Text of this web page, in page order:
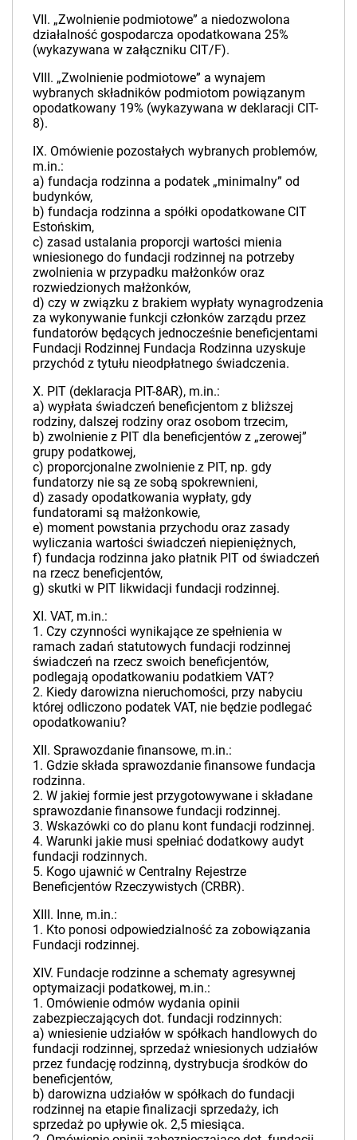
VII. „Zwolnienie podmiotowe” a niedozwolona
działalność gospodarcza opodatkowana 25%
(wykazywana w załączniku CIT/F).
VIII. „Zwolnienie podmiotowe” a wynajem
wybranych składników podmiotom powiązanym
opodatkowany 19% (wykazywana w deklaracji CIT-
8).
IX. Omówienie pozostałych wybranych problemów,
m.in.:
a) fundacja rodzinna a podatek „minimalny” od
budynków,
b) fundacja rodzinna a spółki opodatkowane CIT
Estońskim,
c) zasad ustalania proporcji wartości mienia
wniesionego do fundacji rodzinnej na potrzeby
zwolnienia w przypadku małżonków oraz
rozwiedzionych małżonków,
d) czy w związku z brakiem wypłaty wynagrodzenia
za wykonywanie funkcji członków zarządu przez
fundatorów będących jednocześnie beneficjentami
Fundacji Rodzinnej Fundacja Rodzinna uzyskuje
przychód z tytułu nieodpłatnego świadczenia.
X. PIT (deklaracja PIT-8AR), m.in.:
a) wypłata świadczeń beneficjentom z bliższej
rodziny, dalszej rodziny oraz osobom trzecim,
b) zwolnienie z PIT dla beneficjentów z „zerowej”
grupy podatkowej,
c) proporcjonalne zwolnienie z PIT, np. gdy
fundatorzy nie są ze sobą spokrewnieni,
d) zasady opodatkowania wypłaty, gdy
fundatorami są małżonkowie,
e) moment powstania przychodu oraz zasady
wyliczania wartości świadczeń niepieniężnych,
f) fundacja rodzinna jako płatnik PIT od świadczeń
na rzecz beneficjentów,
g) skutki w PIT likwidacji fundacji rodzinnej.
XI. VAT, m.in.:
1. Czy czynności wynikające ze spełnienia w
ramach zadań statutowych fundacji rodzinnej
świadczeń na rzecz swoich beneficjentów,
podlegają opodatkowaniu podatkiem VAT?
2. Kiedy darowizna nieruchomości, przy nabyciu
której odliczono podatek VAT, nie będzie podlegać
opodatkowaniu?
XII. Sprawozdanie finansowe, m.in.:
1. Gdzie składa sprawozdanie finansowe fundacja
rodzinna.
2. W jakiej formie jest przygotowywane i składane
sprawozdanie finansowe fundacji rodzinnej.
3. Wskazówki co do planu kont fundacji rodzinnej.
4. Warunki jakie musi spełniać dodatkowy audyt
fundacji rodzinnych.
5. Kogo ujawnić w Centralny Rejestrze
Beneficjentów Rzeczywistych (CRBR).
XIII. Inne, m.in.:
1. Kto ponosi odpowiedzialność za zobowiązania
Fundacji rodzinnej.
XIV. Fundacje rodzinne a schematy agresywnej
optymaizacji podatkowej, m.in.:
1. Omówienie odmów wydania opinii
zabezpieczających dot. fundacji rodzinnych:
a) wniesienie udziałów w spółkach handlowych do
fundacji rodzinnej, sprzedaż wniesionych udziałów
przez fundację rodzinną, dystrybucja środków do
beneficjentów,
b) darowizna udziałów w spółkach do fundacji
rodzinnej na etapie finalizacji sprzedaży, ich
sprzedaż po upływie ok. 2,5 miesiąca.